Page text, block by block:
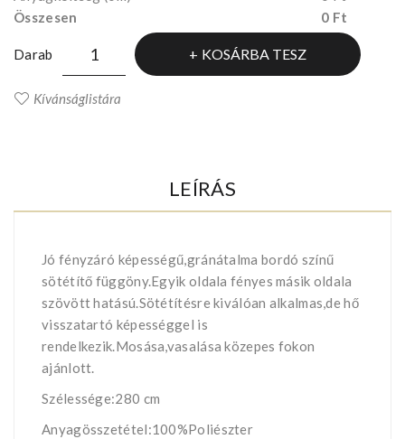
Összesen
0 Ft
Darab KOSÁRBA TESZ
Kívánságlistára
LEÍRÁS
Jó fényzáró képességű,gránátalma bordó színű
sötétítő függöny.Egyik oldala fényes másik oldala
szövött hatású.Sötétítésre kiválóan alkalmas,de hő
visszatartó képességgel is
rendelkezik.Mosása,vasalása közepes fokon
ajánlott.
Szélessége:280 cm
Anyagösszetétel:100%Poliészter